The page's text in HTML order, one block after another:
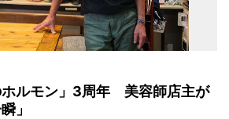
ホルモン」3周年 美容師店主が
」